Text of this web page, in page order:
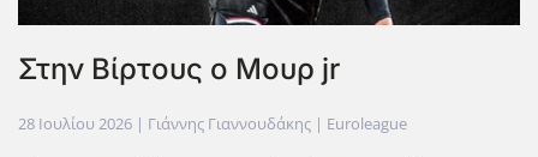
Στην Βίρτους ο Μουρ jr
28 Ιουλίου 2026 | Γιάννης Γιαννουδάκης | Euroleague